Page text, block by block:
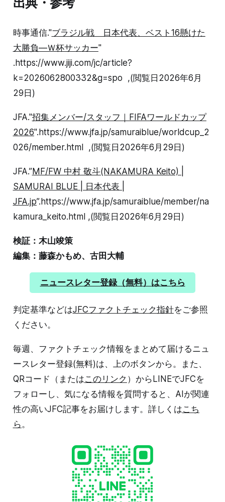
時事通信."ブラジル戦 日本代表、ベスト16懸けた
大勝負―Ｗ杯サッカー"
.https://www.jiji.com/jc/article?
k=2026062800332&g=spo ,(閲覧日2026年6月
29日)
JFA."招集メンバー/スタッフ｜FIFAワールドカップ
2026".https://www.jfa.jp/samuraiblue/worldcup_2
026/member.html ,(閲覧日2026年6月29日)
JFA.”MF/FW 中村 敬斗(NAKAMURA Keito) |
SAMURAI BLUE | 日本代表 |
JFA.jp”.https://www.jfa.jp/samuraiblue/member/na
kamura_keito.html ,(閲覧日2026年6月29日)
検証：木山竣策
編集：藤森かもめ、古田大輔
ニュースレター登録（無料）はこちら
判定基準などはJFCファクトチェック指針をご参照
ください。
毎週、ファクトチェック情報をまとめて届けるニュ
ースレター登録(無料)は、上のボタンから。また、
QRコード（またはこのリンク ）からLINEでJFCを
フォローし、気になる情報を質問すると、AIが関連
性の高いJFC記事をお届けします。詳しくはこち
ら 。